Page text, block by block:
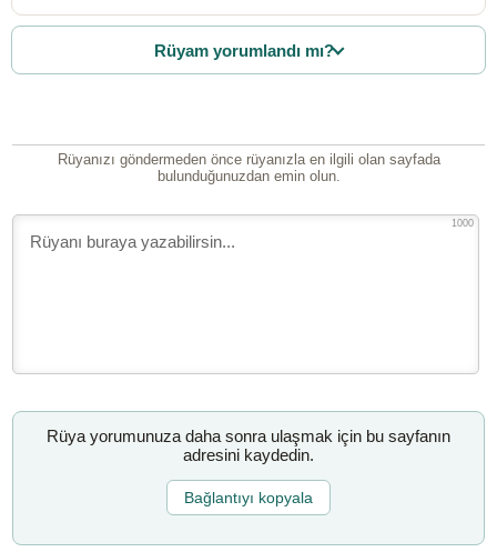
Rüyam yorumlandı mı?
Rüyanızı göndermeden önce rüyanızla en ilgili olan sayfada
bulunduğunuzdan emin olun.
1000
Rüya yorumunuza daha sonra ulaşmak için bu sayfanın
adresini kaydedin.
Bağlantıyı kopyala